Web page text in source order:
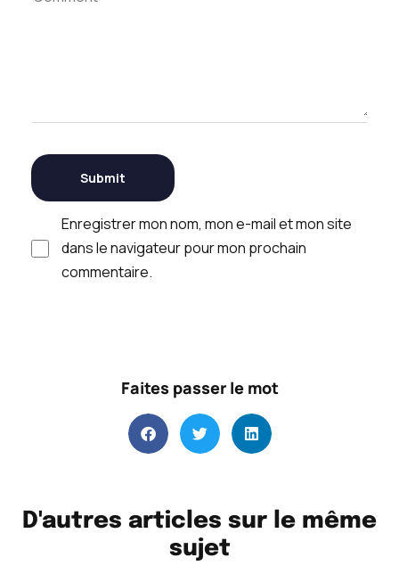
Enregistrer mon nom, mon e-mail et mon site
dans le navigateur pour mon prochain
commentaire.
Faites passer le mot
D'autres articles sur le même
sujet